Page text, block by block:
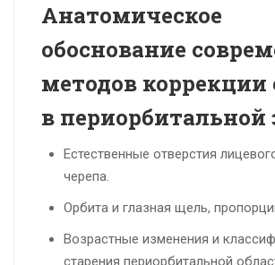
Анатомическое
обоснование
методов коррекции
в периорбитальной
Естественные отверстия
черепа.
Орбита и глазная щель,
Возрастные изменения и